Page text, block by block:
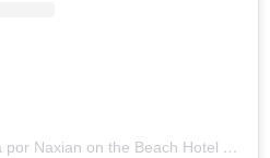
Una publicación compartida por Naxian on the Beach Hotel (@naxianonthebeach)